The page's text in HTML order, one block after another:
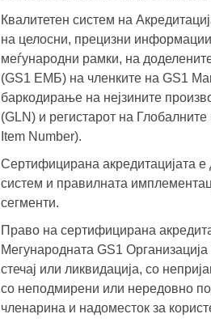
Квалитетен систем на
на целосни, прецизни
меѓународни рамки, на
(GS1 ЕМБ) на членките на GS1
баркодирање на нејзините
(GLN) и регистарот на
Item Number).
Сертифицирана акредитацијата
систем и правилната
сегменти.
Право на сертифицирана
Мегународната GS1
стечај или ликвидација, со
со неподмирени или нередовно
членарина и надоместок за